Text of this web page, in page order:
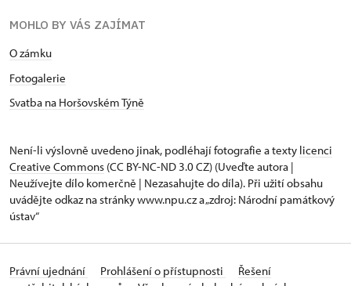
MOHLO BY VÁS ZAJÍMAT
O zámku
Fotogalerie
Svatba na Horšovském Týně
Není-li výslovně uvedeno jinak, podléhají fotografie a texty licenci
Creative Commons (CC BY-NC-ND 3.0 CZ) (Uveďte autora |
Neužívejte dílo komerčně | Nezasahujte do díla). Při užití obsahu
uvádějte odkaz na stránky www.npu.cz a „zdroj: Národní památkový
ústav“
Právní ujednání Prohlášení o přístupnosti
Řešení